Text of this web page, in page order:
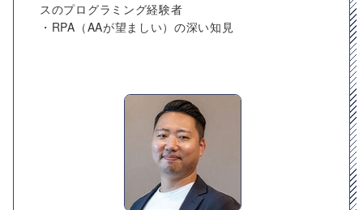
スのプログラミング経験者
・RPA（AAが望ましい）の深い知見